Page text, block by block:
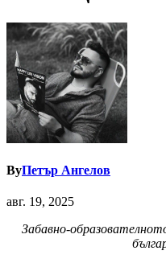
ByПетър Ангелов
авг. 19, 2025
Забавно-